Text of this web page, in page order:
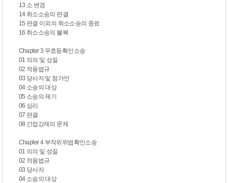
13 소 변경
14 취소소송의 판결
15 판결 이외의 취소소송의 종료
16 취소소송의 불복
Chapter 3 무효등확인소송
01 의의 및 성질
02 적용법규
03 당사자 및 참가인
04 소송의 대상
05 소송의 제기
06 심리
07 판결
08 간접강제의 문제
Chapter 4 부작위위법확인소송
01 의의 및 성질
02 적용법규
03 당사자
04 소송의 대상